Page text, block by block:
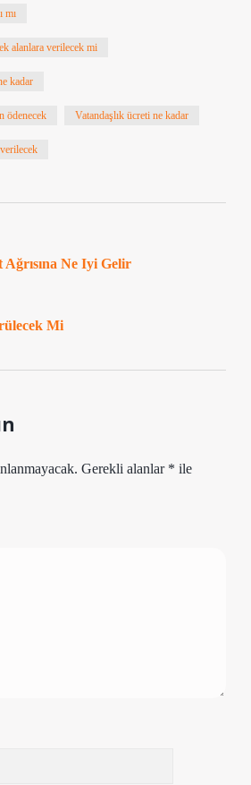
mı
alanlara verilecek mi
kadar
ödenecek Vatandaşlık ücreti ne kadar
Ne Iyi Gelir
Mi
Gerekli alanlar * ile